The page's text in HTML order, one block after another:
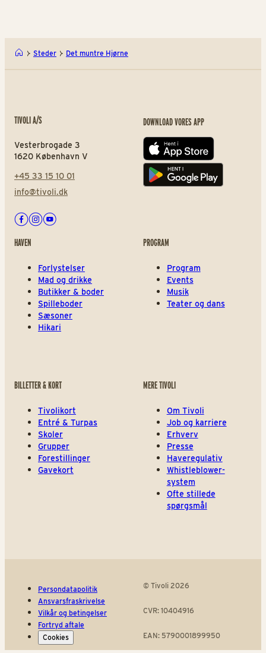
Steder Det muntre Hjørne
TIVOLI A/S
Vesterbrogade 3
1620 København V
+45 33 15 10 01
info@tivoli.dk
Facebook
Instagram
Youtube
DOWNLOAD VORES APP
App store
Play store
HAVEN
Forlystelser
Mad og drikke
Butikker & boder
Spilleboder
Sæsoner
Hikari
PROGRAM
Program
Events
Musik
Teater og dans
BILLETTER & KORT
Tivolikort
Entré & Turpas
Skoler
Grupper
Forestillinger
Gavekort
MERE TIVOLI
Om Tivoli
Job og karriere
Erhverv
Presse
Haveregulativ
Whistleblower-
system
Ofte stillede
spørgsmål
Persondatapolitik
Ansvarsfraskrivelse
Vilkår og betingelser
Fortryd aftale
Cookies
© Tivoli 2026
CVR: 10404916
EAN: 5790001899950